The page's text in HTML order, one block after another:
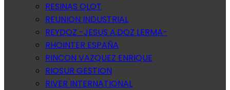
RESINAS OLOT
REUNION INDUSTRIAL
REYDOZ -JESUS A.DOZ LERMA-
RHOINTER ESPAÑA
RINCON VAZQUEZ ENRIQUE
RIOSUR GESTION
RIVER INTERNATIONAL